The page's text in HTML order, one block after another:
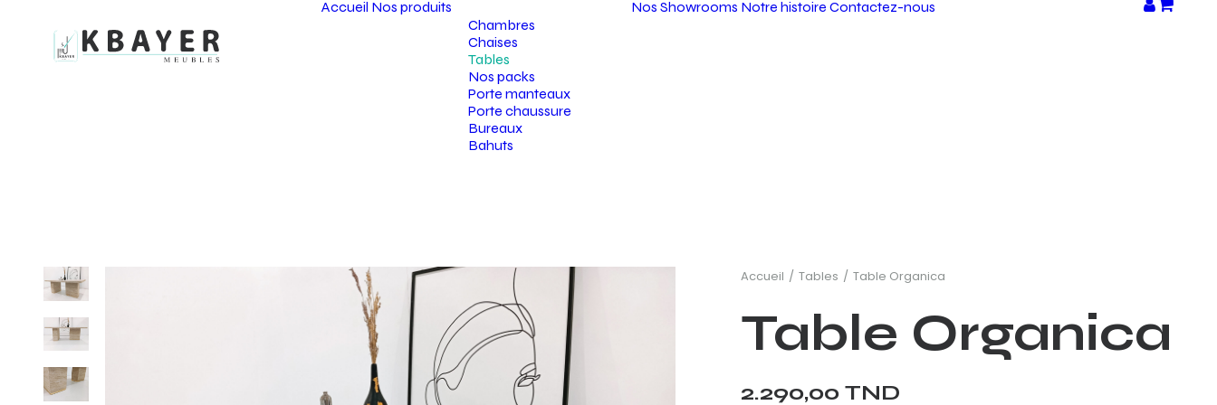
Accueil Nos produits
Chambres
Chaises
Tables
Nos packs
Porte manteaux
Porte chaussure
Bureaux
Bahuts
Nos Showrooms Notre histoire Contactez-nous
Accueil Tables Table Organica
Table Organica
2.290,00 TND